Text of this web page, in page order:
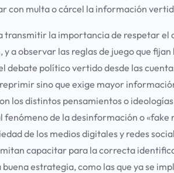
con multa o cárcel la información
transmitir la importancia de respetar
a observar las reglas de juego que
debate político vertido desde las
sino que exige mayor
los distintos pensamientos o
de la desinformación o «fake
de los medios digitales y redes
capacitar para la correcta
estrategia, como las que ya se